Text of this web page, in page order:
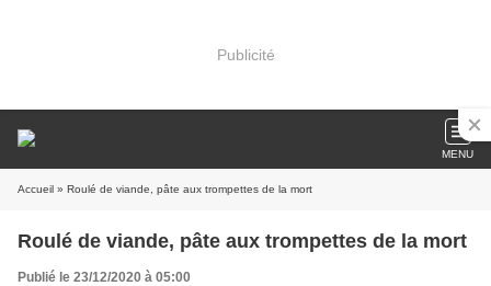
Publicité
MENU
Accueil » Roulé de viande, pâte aux trompettes de la mort
Roulé de viande, pâte aux trompettes de la mort
Publié le 23/12/2020 à 05:00